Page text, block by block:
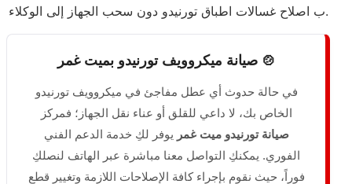
ب اصلاح غسالات اطباق تورنيدو دون سحب الجهاز إلى الوكلاء.
🍲 صيانة ميكروويف تورنيدو بميت غمر
في حالة حدوث أي عطل مفاجئ في ميكروويف تورنيدو
الخاص بك، لا داعي للقلق أو عناء نقل الجهاز؛ فمركز
صيانة تورنيدو ميت غمر يوفر لكِ خدمة الدعم الفني
الفوري. يمكنكِ التواصل معنا مباشرة عبر الهاتف لنصلكِ
فوراً، حيث نقوم بإجراء كافة الإصلاحات اللازمة وتغيير قطع